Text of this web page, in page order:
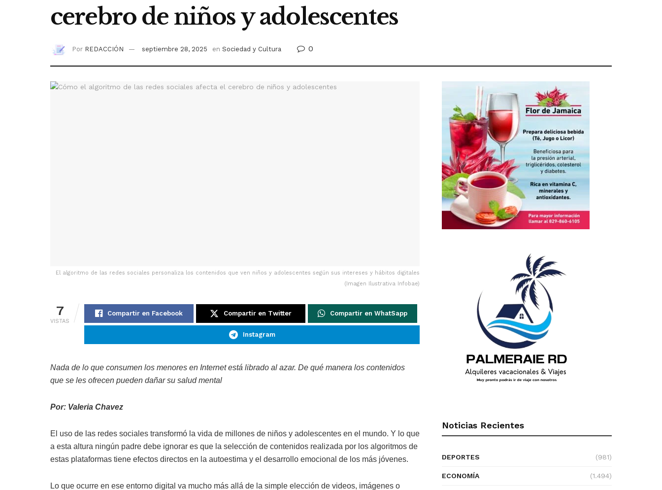
cerebro de niños y adolescentes
Por REDACCIÓN septiembre 28, 2025 en Sociedad y Cultura 0
El algoritmo de las redes sociales personaliza los contenidos que ven niños y adolescentes según sus intereses y hábitos digitales
(Imagen Ilustrativa Infobae)
7
VISTAS
Compartir en Facebook Compartir en Twitter Compartir en WhatSapp
Instagram
Nada de lo que consumen los menores en Internet está librado al azar. De qué manera los contenidos
que se les ofrecen pueden dañar su salud mental
Por: Valeria Chavez
El uso de las redes sociales transformó la vida de millones de niños y adolescentes en el mundo. Y lo que
a esta altura ningún padre debe ignorar es que la selección de contenidos realizada por los algoritmos de
estas plataformas tiene efectos directos en la autoestima y el desarrollo emocional de los más jóvenes.
Lo que ocurre en ese entorno digital va mucho más allá de la simple elección de videos, imágenes o
Noticias Recientes
DEPORTES (981)
ECONOMÍA (1.494)